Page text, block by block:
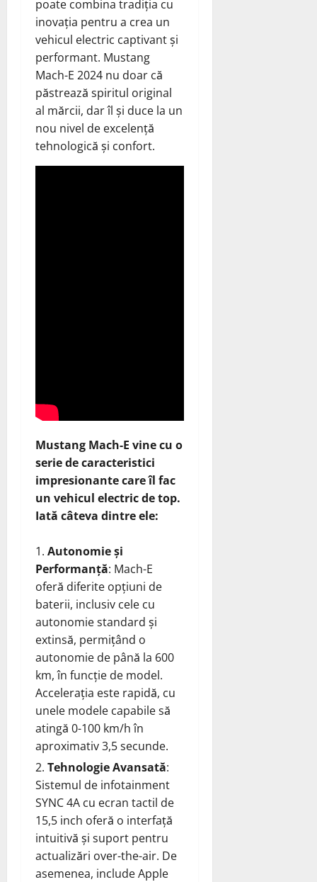
poate combina tradiția cu
inovația pentru a crea un
vehicul electric captivant și
performant. Mustang
Mach-E 2024 nu doar că
păstrează spiritul original
al mărcii, dar îl și duce la un
nou nivel de excelență
tehnologică și confort.
Mustang Mach-E vine cu o
serie de caracteristici
impresionante care îl fac
un vehicul electric de top.
Iată câteva dintre ele:
Autonomie și
Performanță: Mach-E
oferă diferite opțiuni de
baterii, inclusiv cele cu
autonomie standard și
extinsă, permițând o
autonomie de până la 600
km, în funcție de model.
Accelerația este rapidă, cu
unele modele capabile să
atingă 0-100 km/h în
aproximativ 3,5 secunde.
Tehnologie Avansată:
Sistemul de infotainment
SYNC 4A cu ecran tactil de
15,5 inch oferă o interfață
intuitivă și suport pentru
actualizări over-the-air. De
asemenea, include Apple